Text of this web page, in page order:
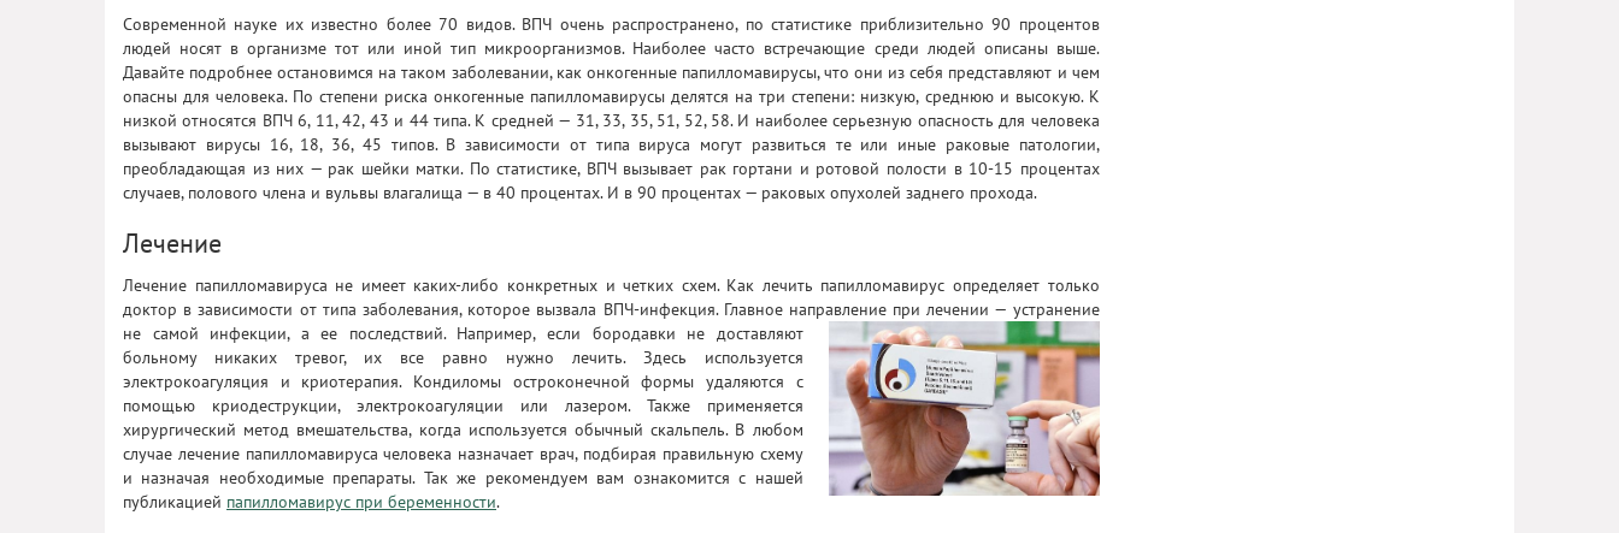
Современной науке их известно более 70 видов. ВПЧ очень распространено, по статистике приблизительно 90 процентов
людей носят в организме тот или иной тип микроорганизмов. Наиболее часто встречающие среди людей описаны выше.
Давайте подробнее остановимся на таком заболевании, как онкогенные папилломавирусы, что они из себя представляют и чем
опасны для человека. По степени риска онкогенные папилломавирусы делятся на три степени: низкую, среднюю и высокую. К
низкой относятся ВПЧ 6, 11, 42, 43 и 44 типа. К средней — 31, 33, 35, 51, 52, 58. И наиболее серьезную опасность для человека
вызывают вирусы 16, 18, 36, 45 типов. В зависимости от типа вируса могут развиться те или иные раковые патологии,
преобладающая из них — рак шейки матки. По статистике, ВПЧ вызывает рак гортани и ротовой полости в 10-15 процентах
случаев, полового члена и вульвы влагалища — в 40 процентах. И в 90 процентах — раковых опухолей заднего прохода.
Лечение
Лечение папилломавируса не имеет каких-либо конкретных и четких схем. Как лечить папилломавирус определяет только
доктор в зависимости от типа заболевания, которое вызвала ВПЧ-инфекция. Главное направление при лечении — устранение
не самой инфекции, а ее последствий. Например, если бородавки не доставляют
больному никаких тревог, их все равно нужно лечить. Здесь используется
электрокоагуляция и криотерапия. Кондиломы остроконечной формы удаляются с
помощью криодеструкции, электрокоагуляции или лазером. Также применяется
хирургический метод вмешательства, когда используется обычный скальпель. В любом
случае лечение папилломавируса человека назначает врач, подбирая правильную схему
и назначая необходимые препараты. Так же рекомендуем вам ознакомится с нашей
публикацией папилломавирус при беременности.